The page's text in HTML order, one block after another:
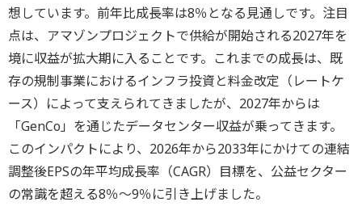
想しています。前年比成長率は8％となる見通しです。注目
点は、アマゾンプロジェクトで供給が開始される2027年を
境に収益が拡大期に入ることです。これまでの成長は、既
存の規制事業におけるインフラ投資と料金改定（レートケ
ース）によって支えられてきましたが、2027年からは
「GenCo」を通じたデータセンター収益が乗ってきます。
このインパクトにより、2026年から2033年にかけての連結
調整後EPSの年平均成長率（CAGR）目標を、公益セクター
の常識を超える8％～9％に引き上げました。